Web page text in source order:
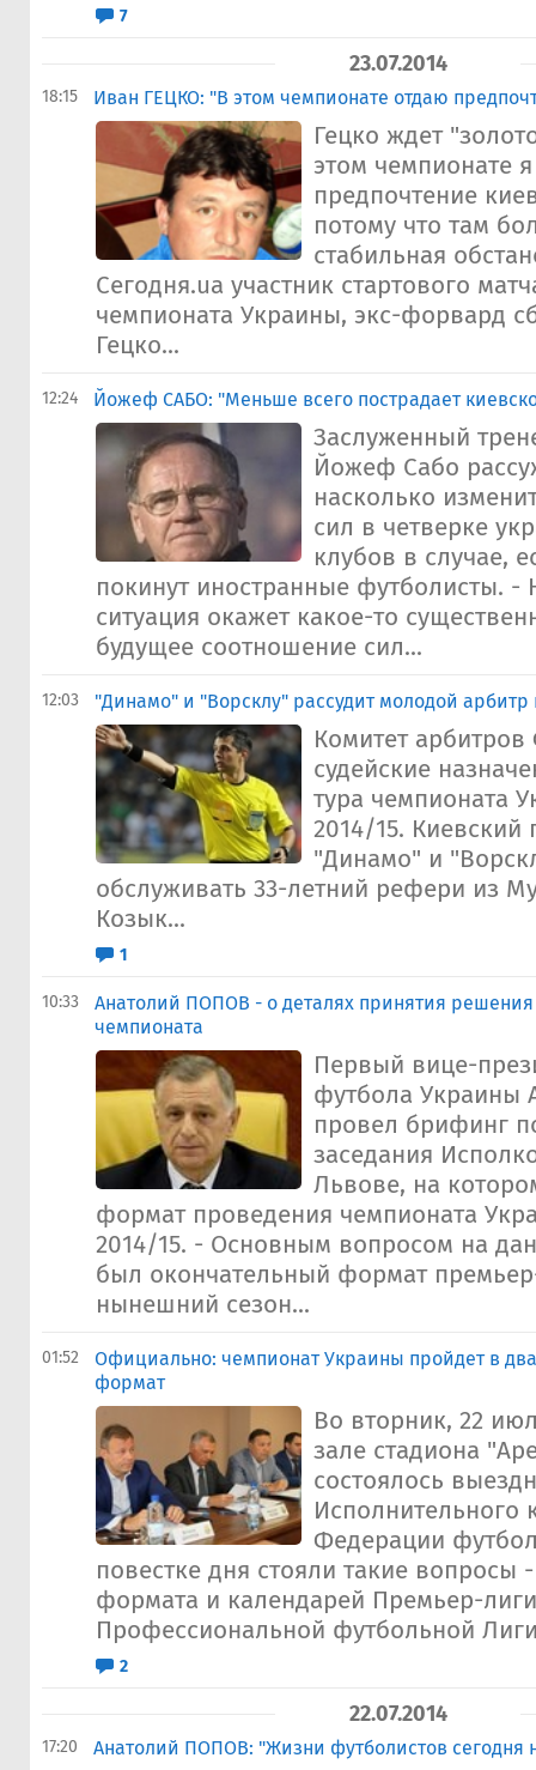
7
23.07.2014
18:15 Иван ГЕЦКО: "В этом чемпионате отдаю
Гецко ждет
этом чемпионате
предпочтение
потому что там
стабильная
Сегодня.ua участник стартового
чемпионата Украины, экс-форвард
Гецко...
12:24 Йожеф САБО: "Меньше всего пострадает
Заслуженный
Йожеф Сабо
насколько
сил в четверке
клубов в случае,
покинут иностранные футболисты. -
ситуация окажет какое-то
будущее соотношение сил...
12:03 "Динамо" и "Ворсклу" рассудит молодой арбитр
Комитет
судейские
тура чемпионата
2014/15.
"Динамо" и
обслуживать 33-летний рефери из
Козык...
1
10:33
Анатолий ПОПОВ - о деталях принятия
чемпионата
Первый вице-
футбола Украины
провел брифинг
заседания
Львове, на
формат проведения чемпионата
2014/15. - Основным вопросом на
был окончательный формат
нынешний сезон...
01:52
Официально: чемпионат Украины пройдет в
формат
Во вторник, 22
зале стадиона
состоялось
Исполнительного
Федерации
повестке дня стояли такие вопросы
формата и календарей Премьер-
Профессиональной футбольной
2
22.07.2014
17:20 Анатолий ПОПОВ: "Жизни футболистов сегодня